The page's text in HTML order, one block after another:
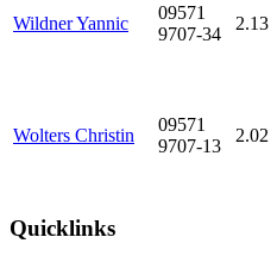
Wildner Yannic
09571
9707-34
2.13
Wolters Christin
09571
9707-13
2.02
Quicklinks